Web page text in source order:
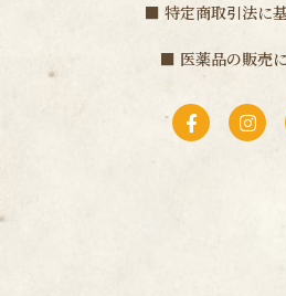
■ 特定商取引法に
■ 医薬品の販売
F
a
c
I
n
s